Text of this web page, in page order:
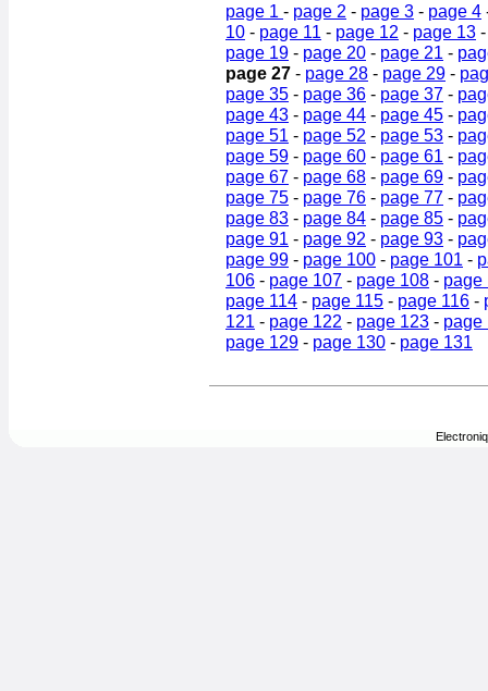
page 1 - page 2 - page 3 - page 4
10 - page 11 - page 12 - page 13
page 19 - page 20 - page 21 -
page 27 - page 28 - page 29 -
page 35 - page 36 - page 37 -
page 43 - page 44 - page 45 -
page 51 - page 52 - page 53 -
page 59 - page 60 - page 61 -
page 67 - page 68 - page 69 -
page 75 - page 76 - page 77 -
page 83 - page 84 - page 85 -
page 91 - page 92 - page 93 -
page 99 - page 100 - page 101 -
106 - page 107 - page 108 - page
page 114 - page 115 - page 116 -
121 - page 122 - page 123 - page
page 129 - page 130 - page 131